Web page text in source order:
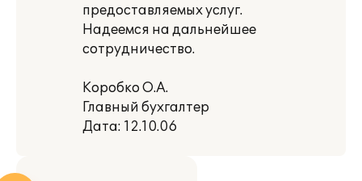
предоставляемых услуг.
Надеемся на дальнейшее
сотрудничество.
Коробко О.А.
Главный бухгалтер
Дата: 12.10.06